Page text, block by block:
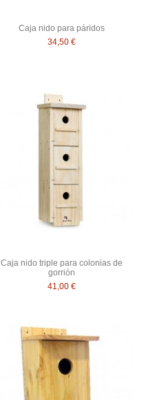
Caja nido para páridos
34,50 €
Caja nido triple para colonias de
gorrión
41,00 €